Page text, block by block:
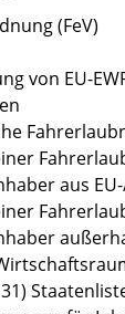
(FeV)
von EU-
aus